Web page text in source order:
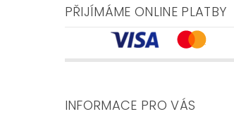
PŘIJÍMÁME ONLINE PLATBY
INFORMACE PRO VÁS